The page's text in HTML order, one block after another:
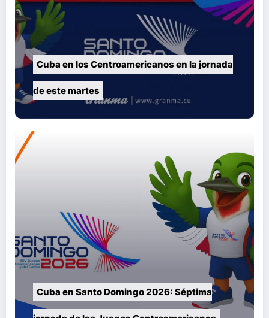
Cuba en los Centroamericanos en la jornada
de este martes
Cuba en Santo Domingo 2026: Séptima